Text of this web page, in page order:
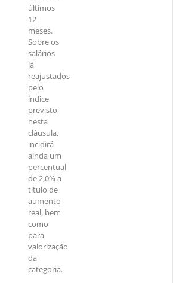
últimos
12
meses.
Sobre os
salários
já
reajustados
pelo
índice
previsto
nesta
cláusula,
incidirá
ainda um
percentual
de 2,0% a
título de
aumento
real, bem
como
para
valorização
da
categoria.